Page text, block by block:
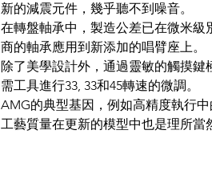
新的減震元件，幾乎聽不到噪音。
在轉盤軸承中，製造公差已在微米
商的軸承應用到新添加的唱臂座上。
除了美學設計外，通過靈敏的觸摸
需工具進行33, 33和45轉速的微調。
AMG的典型基因，例如高精度執行
工藝質量在更新的模型中也是理所當